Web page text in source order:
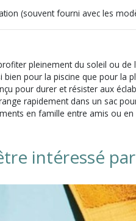
(souvent fourni avec les
pleinement du soleil ou de
pour la piscine que pour la
pour durer et résister aux
rapidement dans un sac
en famille entre amis ou en
intéressé par